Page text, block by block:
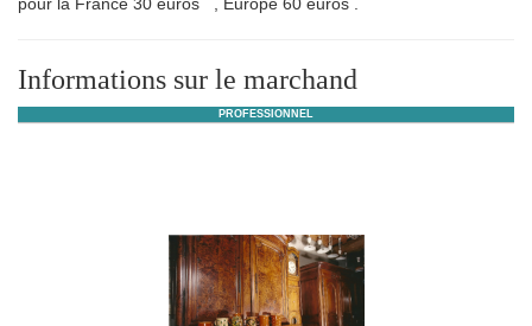
Informations sur le marchand
PROFESSIONNEL